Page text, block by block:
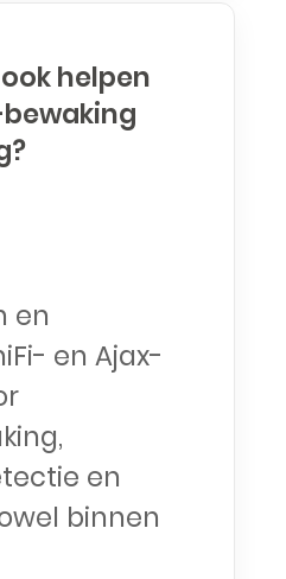
helpen
en
en Ajax-
en
binnen